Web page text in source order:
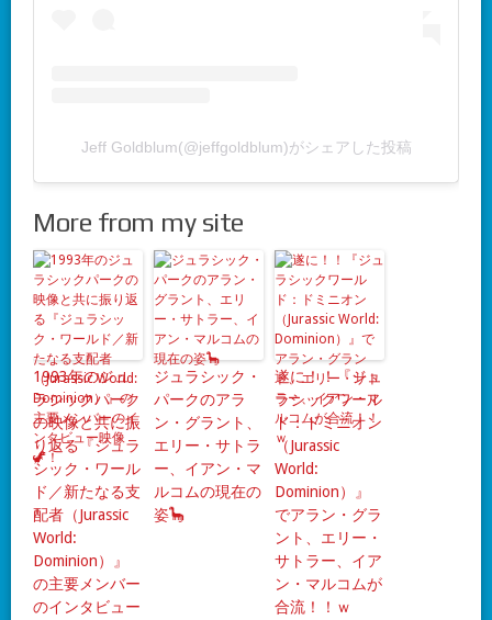
Jeff Goldblum(@jeffgoldblum)がシェアした投稿
More from my site
1993年のジュ
ラシックパーク
の映像と共に振
り返る『ジュラ
シック・ワール
ド／新たなる支
配者（Jurassic
World:
Dominion）』
の主要メンバー
のインタビュー
ジュラシック・
パークのアラ
ン・グラント、
エリー・サトラ
ー、イアン・マ
ルコムの現在の
姿🦕
遂に！！『ジュ
ラシックワール
ド：ドミニオン
（Jurassic
World:
Dominion）』
でアラン・グラ
ント、エリー・
サトラー、イア
ン・マルコムが
合流！！ｗ